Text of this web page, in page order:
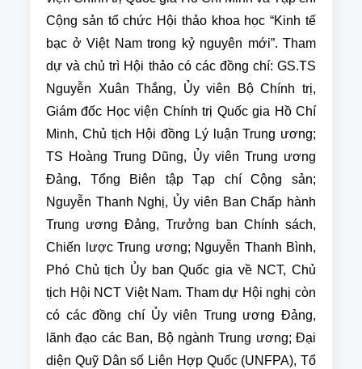
Cộng sản tổ chức Hội thảo khoa học “Kinh tế
bạc ở Việt Nam trong kỷ nguyên mới”. Tham
dự và chủ trì Hội thảo có các đồng chí: GS.TS
Nguyễn Xuân Thắng, Ủy viên Bộ Chính trị,
Giám đốc Học viện Chính trị Quốc gia Hồ Chí
Minh, Chủ tịch Hội đồng Lý luận Trung ương;
TS Hoàng Trung Dũng, Ủy viên Trung ương
Đảng, Tổng Biên tập Tạp chí Cộng sản;
Nguyễn Thanh Nghị, Ủy viên Ban Chấp hành
Trung ương Đảng, Trưởng ban Chính sách,
Chiến lược Trung ương; Nguyễn Thanh Bình,
Phó Chủ tịch Ủy ban Quốc gia về NCT, Chủ
tịch Hội NCT Việt Nam. Tham dự Hội nghị còn
có các đồng chí Ủy viên Trung ương Đảng,
lãnh đạo các Ban, Bộ ngành Trung ương; Đại
diện Quỹ Dân số Liên Hợp Quốc (UNFPA), Tổ